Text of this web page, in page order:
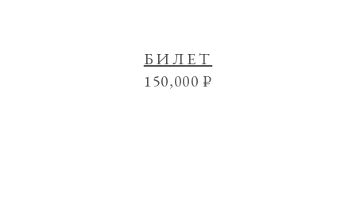
БИЛЕТ
150,000₽